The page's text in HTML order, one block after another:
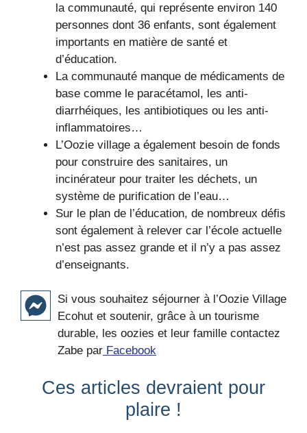
la communauté, qui représente environ 140
personnes dont 36 enfants, sont également
importants en matière de santé et
d’éducation.
La communauté manque de médicaments de
base comme le paracétamol, les anti-
diarrhéiques, les antibiotiques ou les anti-
inflammatoires…
L’Oozie village a également besoin de fonds
pour construire des sanitaires, un
incinérateur pour traiter les déchets, un
système de purification de l’eau…
Sur le plan de l’éducation, de nombreux défis
sont également à relever car l’école actuelle
n’est pas assez grande et il n’y a pas assez
d’enseignants.
Si vous souhaitez séjourner à l’Oozie Village
Ecohut et soutenir, grâce à un tourisme
durable, les oozies et leur famille contactez
Zabe par Facebook
Ces articles devraient pour
plaire !